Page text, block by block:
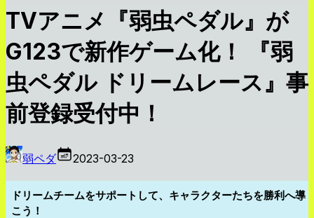
TVアニメ『弱虫ペダル』が
G123で新作ゲーム化！ 『弱
虫ペダル ドリームレース』事
前登録受付中！
弱ペダ 2023-03-23
ドリームチームをサポートして、キャラクターたちを勝利へ導
こう！